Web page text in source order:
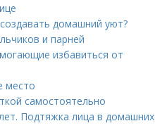
домашний уют?
и парней
избавиться от
место
самостоятельно
Подтяжка лица в домашних